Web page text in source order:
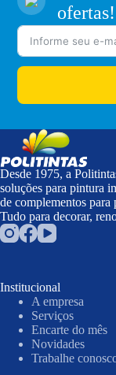
ofertas!
Desde 1975, a
soluções para pintura
de complementos para
Tudo para decorar,
Institucional
A empresa
Serviços
Encarte do mês
Novidades
Trabalhe